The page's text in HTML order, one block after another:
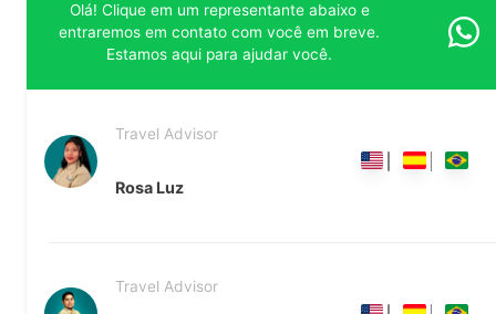
Olá! Clique em um representante abaixo e
entraremos em contato com você em breve.
Estamos aqui para ajudar você.
Travel Advisor
Rosa Luz
Travel Advisor